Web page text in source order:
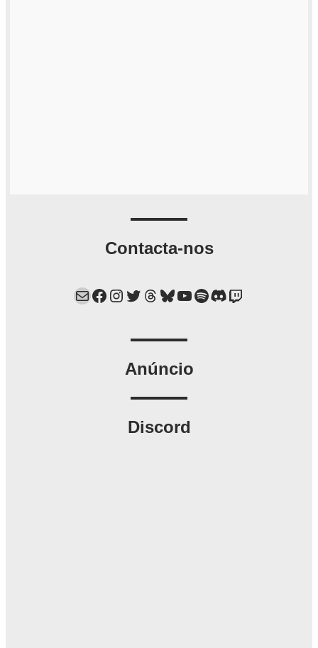
Contacta-nos
Mail Facebook Instagram Twitter Threads Bluesky YouTube Spotify Discord Twitch
Anúncio
Discord